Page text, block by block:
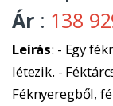
Ár : 138
Leírás: - Egy
létezik. -
Féknyeregből,